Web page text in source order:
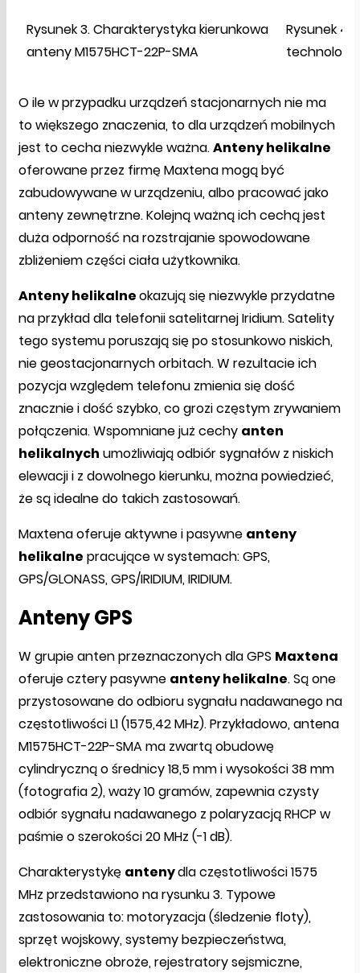
Rysunek 3. Charakterystyka kierunkowa
anteny M1575HCT-22P-SMA
Rysunek 4.
O ile w przypadku urządzeń stacjonarnych nie ma
to większego znaczenia, to dla urządzeń mobilnych
jest to cecha niezwykle ważna.Anteny helikalne
oferowane przez firmę Maxtena mogą być
zabudowywane w urządzeniu, albo pracować jako
anteny zewnętrzne. Kolejną ważną ich cechą jest
duża odporność na rozstrajanie spowodowane
zbliżeniem części ciała użytkownika.
Anteny helikalneokazują się niezwykle przydatne
na przykład dla telefonii satelitarnej Iridium. Satelity
tego systemu poruszają się po stosunkowo niskich,
nie geostacjonarnych orbitach. W rezultacie ich
pozycja względem telefonu zmienia się dość
znacznie i dość szybko, co grozi częstym zrywaniem
połączenia. Wspomniane już cechy anten
helikalnych umożliwiają odbiór sygnałów z niskich
elewacji i z dowolnego kierunku, można powiedzieć,
że są idealne do takich zastosowań.
Maxtena oferuje aktywne i pasywne anteny
helikalne pracujące w systemach: GPS,
GPS/GLONASS, GPS/IRIDIUM, IRIDIUM.
Anteny GPS
W grupie anten przeznaczonych dla GPS Maxtena
oferuje cztery pasywne anteny helikalne. Są one
przystosowane do odbioru sygnału nadawanego na
częstotliwości L1 (1575,42 MHz). Przykładowo, antena
M1575HCT-22P-SMA ma zwartą obudowę
cylindryczną o średnicy 18,5 mm i wysokości 38 mm
(fotografia 2), waży 10 gramów, zapewnia czysty
odbiór sygnału nadawanego z polaryzacją RHCP w
paśmie o szerokości 20 MHz (-1 dB).
Charakterystykę antenydla częstotliwości 1575
MHz przedstawiono na rysunku 3. Typowe
zastosowania to: motoryzacja (śledzenie floty),
sprzęt wojskowy, systemy bezpieczeństwa,
elektroniczne obroże, rejestratory sejsmiczne,